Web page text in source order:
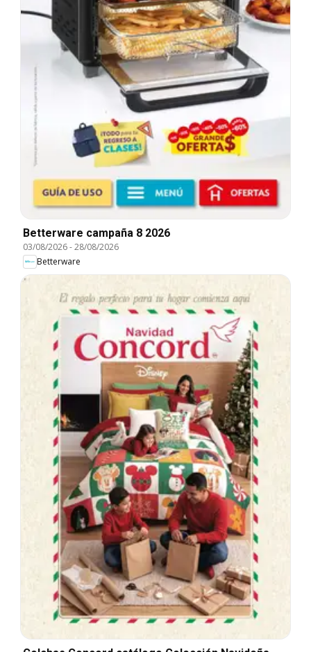
Betterware campaña 8 2026
03/08/2026-28/08/2026
Betterware